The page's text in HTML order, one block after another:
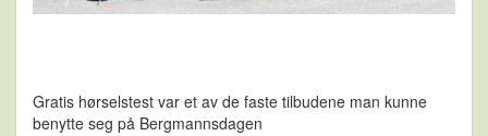
Gratis hørselstest var et av de faste tilbudene man kunne
benytte seg på Bergmannsdagen